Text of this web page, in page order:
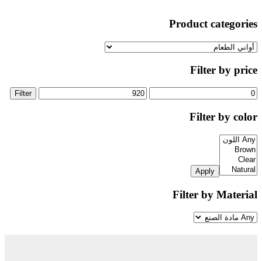
Product categories
Filter by price
Filter
Filter by color
Apply
Filter by Material